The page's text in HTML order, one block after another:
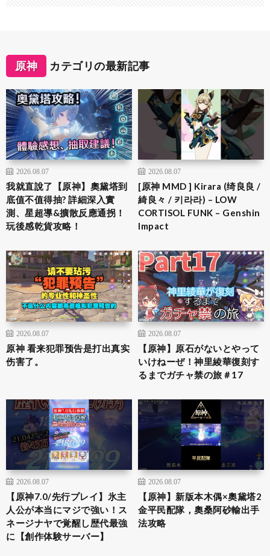
原神 カテゴリの最新記事
2026.08.07
我就直說了【原神】奧黛塔到
底值不值得抽? 詳細深入實
測、星超導&擴散反應通拐！
玩後感乾貨攻略！
2026.08.07
[原神 MMD ] Kirara (绮良良 /
綺良々 / 키라라) – LOW
CORTISOL FUNK – Genshin
Impact
2026.08.07
原神 看来犯罪预告是打出真实
伤害了。
2026.08.07
【原神】原石がないとやって
いけねーぜ！神里綾華復刻す
るまでガチャ禁の旅＃17
2026.08.07
【原神7.0/先行プレイ】氷主
人公が本当にマジで強い！ス
ネージナヤで覚醒し歴代最強
に【創作体験サーバー】
2026.08.07
【原神】新版本木偶×奧黛塔2
金平民配隊，奧桑阿砂輸出手
法攻略